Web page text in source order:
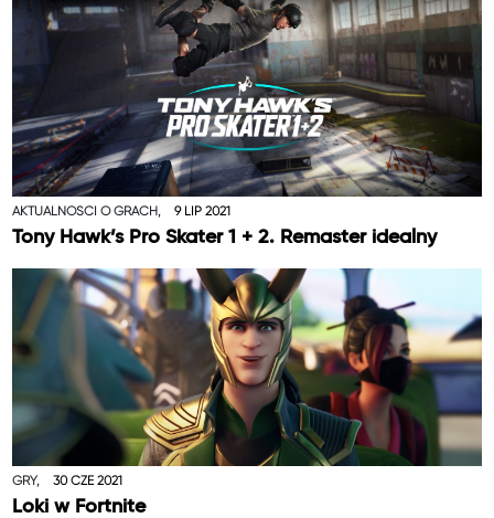
AKTUALNOŚCI O GRACH, 9 LIP 2021
Tony Hawk’s Pro Skater 1 + 2. Remaster idealny
GRY, 30 CZE 2021
Loki w Fortnite